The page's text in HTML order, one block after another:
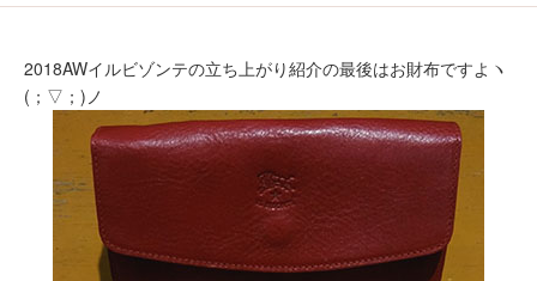
2018AWイルビゾンテの立ち上がり紹介の最後はお財布ですよヽ
(；▽；)ノ